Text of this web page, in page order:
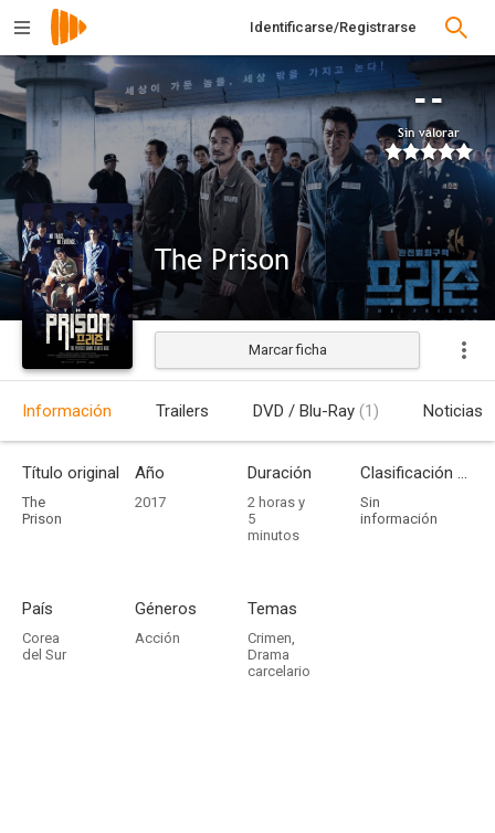
Identificarse/Registrarse
--
Sin valorar
The Prison
Estrenada
Marcar ficha
Información Trailers DVD / Blu-Ray (1) Noticias
Título original
The
Prison
Año
2017
Duración
2 horas y
5
minutos
Clasificación por edades
Sin
información
País
Corea
del Sur
Géneros
Acción
Temas
Crimen,
Drama
carcelario